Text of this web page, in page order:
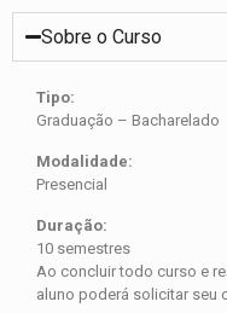
Sobre o Curso
Tipo:
Graduação – Bacharelado
Modalidade:
Presencial
Duração:
10 semestres
Ao concluir todo curso e
aluno poderá solicitar seu